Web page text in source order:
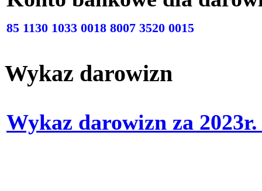
85 1130 1033 0018 8007 3520 0015
Wykaz darowizn
Wykaz darowizn za